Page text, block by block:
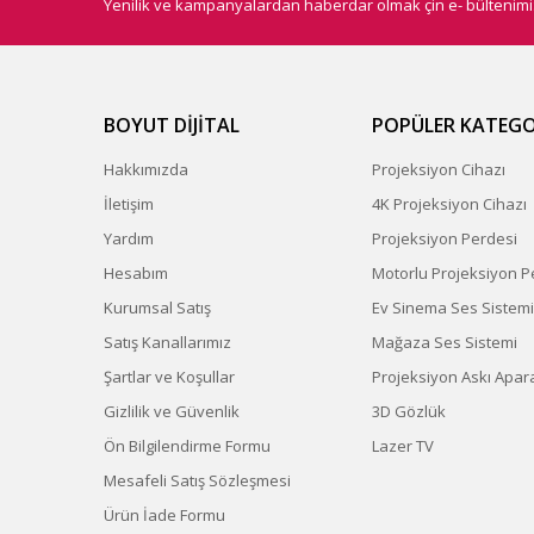
Yenilik ve kampanyalardan haberdar olmak çin e-
BOYUT DİJİTAL
Hakkımızda
İletişim
Yardım
Hesabım
Kurumsal Satış
Satış Kanallarımız
Şartlar ve Koşullar
Gizlilik ve Güvenlik
Ön Bilgilendirme Formu
Mesafeli Satış Sözleşmesi
Ürün İade Formu
POPÜLER
Projeksiyon Cihazı
4K Projeksiyon Cihazı
Projeksiyon Perdesi
Motorlu Projeksiyon
Ev Sinema Ses Sistemi
Mağaza Ses Sistemi
Projeksiyon Askı
3D Gözlük
Lazer TV